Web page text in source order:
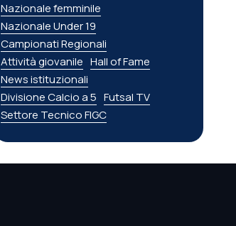
Nazionale femminile
Nazionale Under 19
Campionati Regionali
Attività giovanile Hall of Fame
News istituzionali
Divisione Calcio a 5 Futsal TV
Settore Tecnico FIGC